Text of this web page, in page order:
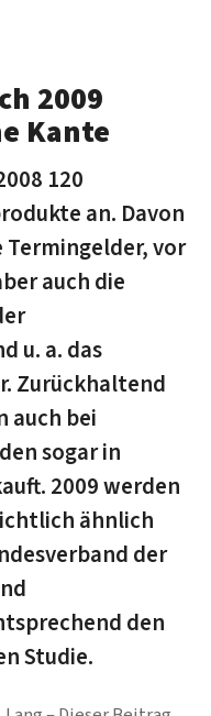
2009
Kante
120
an. Davon
vor
auch die
u. a. das
Zurückhaltend
auch bei
sogar in
2009 werden
ähnlich
der
den
Studie.